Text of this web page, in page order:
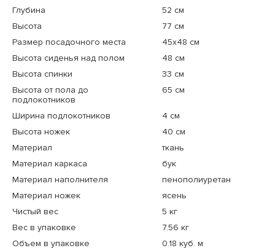
Глубина
52 см
Высота
77 см
Размер посадочного места
45x48 см
Высота сиденья над полом
48 см
Высота спинки
33 см
Высота от пола до
подлокотников
65 см
Ширина подлокотников
4 см
Высота ножек
40 см
Материал
ткань
Материал каркаса
бук
Материал наполнителя
пенополиуретан
Материал ножек
ясень
Чистый вес
5 кг
Вес в упаковке
7.56 кг
Объем в упаковке
0.18 куб. м